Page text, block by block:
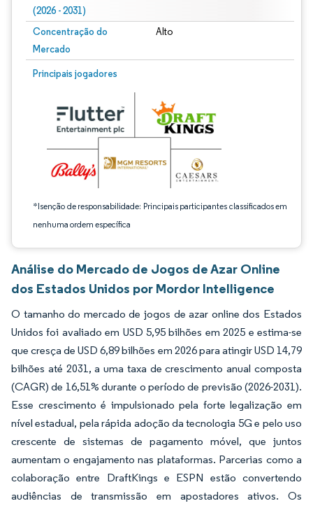
(2026 - 2031)
Concentração do
Mercado
Alto
Principais jogadores
*Isenção de responsabilidade: Principais participantes classificados em
nenhuma ordem específica
Imagem © Mordor Intelligence. O reuso requer atribuição conforme CC BY 4.0.
Análise do Mercado de Jogos de Azar Online
dos Estados Unidos por Mordor Intelligence
O tamanho do mercado de jogos de azar online dos Estados
Unidos foi avaliado em USD 5,95 bilhões em 2025 e estima-se
que cresça de USD 6,89 bilhões em 2026 para atingir USD 14,79
bilhões até 2031, a uma taxa de crescimento anual composta
(CAGR) de 16,51% durante o período de previsão (2026-2031).
Esse crescimento é impulsionado pela forte legalização em
nível estadual, pela rápida adoção da tecnologia 5G e pelo uso
crescente de sistemas de pagamento móvel, que juntos
aumentam o engajamento nas plataformas. Parcerias como a
colaboração entre DraftKings e ESPN estão convertendo
audiências de transmissão em apostadores ativos. Os